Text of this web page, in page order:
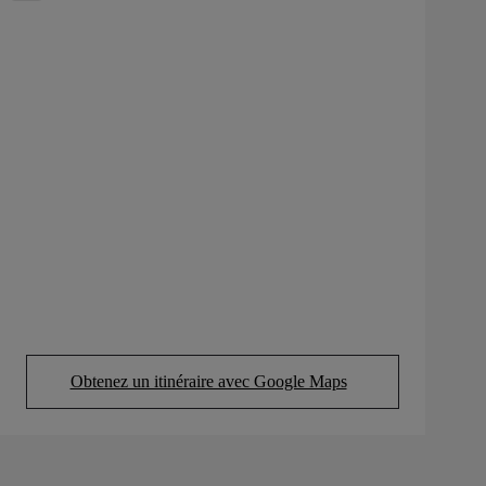
Obtenez un itinéraire avec Google Maps
(Opens in new tab)